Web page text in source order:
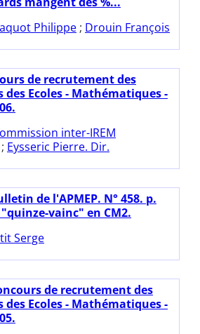
Philippe ; Drouin François
de recrutement des
des Ecoles - Mathématiques -
inter-IREM
; Eysseric Pierre. Dir.
de l'APMEP. N° 458. p.
"quinze-vainc" en CM2.
Serge
de recrutement des
des Ecoles - Mathématiques -